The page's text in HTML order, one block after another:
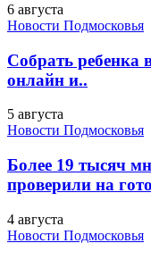
6 августа
Новости Подмосковья
Собрать ребенка
онлайн и..
5 августа
Новости Подмосковья
Более 19 тысяч
проверили на
4 августа
Новости Подмосковья